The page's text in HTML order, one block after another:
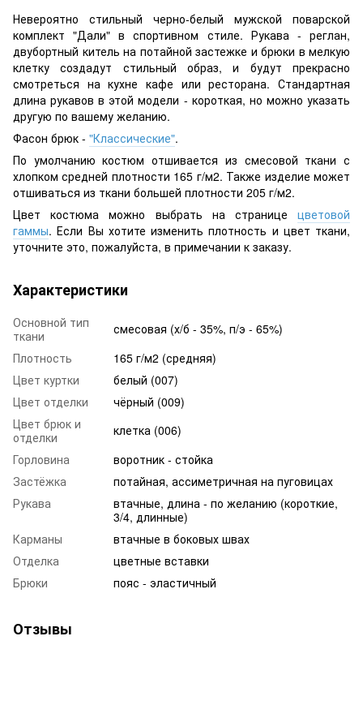
Невероятно стильный черно-белый мужской поварской
комплект "Дали" в спортивном стиле. Рукава - реглан,
двубортный китель на потайной застежке и брюки в мелкую
клетку создадут стильный образ, и будут прекрасно
смотреться на кухне кафе или ресторана. Стандартная
длина рукавов в этой модели - короткая, но можно указать
другую по вашему желанию.
Фасон брюк - "Классические".
По умолчанию костюм отшивается из смесовой ткани с
хлопком средней плотности 165 г/м2. Также изделие может
отшиваться из ткани большей плотности 205 г/м2.
Цвет костюма можно выбрать на странице цветовой
гаммы. Если Вы хотите изменить плотность и цвет ткани,
уточните это, пожалуйста, в примечании к заказу.
Характеристики
Основной тип
ткани
смесовая (х/б - 35%, п/э - 65%)
Плотность
165 г/м2 (средняя)
Цвет куртки
белый (007)
Цвет отделки
чёрный (009)
Цвет брюк и
отделки
клетка (006)
Горловина
воротник - стойка
Застёжка
потайная, ассиметричная на пуговицах
Рукава
втачные, длина - по желанию (короткие,
3/4, длинные)
Карманы
втачные в боковых швах
Отделка
цветные вставки
Брюки
пояс - эластичный
Отзывы